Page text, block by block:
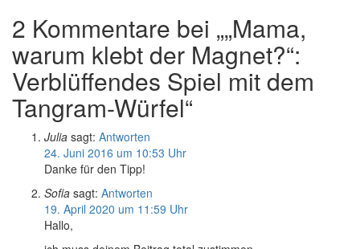
2 Kommentare bei „„Mama,
warum klebt der Magnet?“:
Verblüffendes Spiel mit dem
Tangram-Würfel“
Julia sagt: Antworten
24. Juni 2016 um 10:53 Uhr
Danke für den Tipp!
Sofia sagt: Antworten
19. April 2020 um 11:59 Uhr
Hallo,